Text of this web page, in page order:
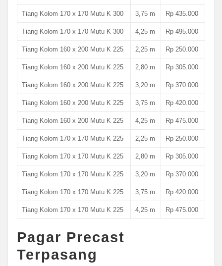
Tiang Kolom 170 x 170 Mutu K 300 3,75 m Rp 435.000
Tiang Kolom 170 x 170 Mutu K 300 4,25 m Rp 495.000
Tiang Kolom 160 x 200 Mutu K 225 2,25 m Rp 250.000
Tiang Kolom 160 x 200 Mutu K 225 2,80 m Rp 305.000
Tiang Kolom 160 x 200 Mutu K 225 3,20 m Rp 370.000
Tiang Kolom 160 x 200 Mutu K 225 3,75 m Rp 420.000
Tiang Kolom 160 x 200 Mutu K 225 4,25 m Rp 475.000
Tiang Kolom 170 x 170 Mutu K 225 2,25 m Rp 250.000
Tiang Kolom 170 x 170 Mutu K 225 2,80 m Rp 305.000
Tiang Kolom 170 x 170 Mutu K 225 3,20 m Rp 370.000
Tiang Kolom 170 x 170 Mutu K 225 3,75 m Rp 420.000
Tiang Kolom 170 x 170 Mutu K 225 4,25 m Rp 475.000
Pagar Precast
Terpasang